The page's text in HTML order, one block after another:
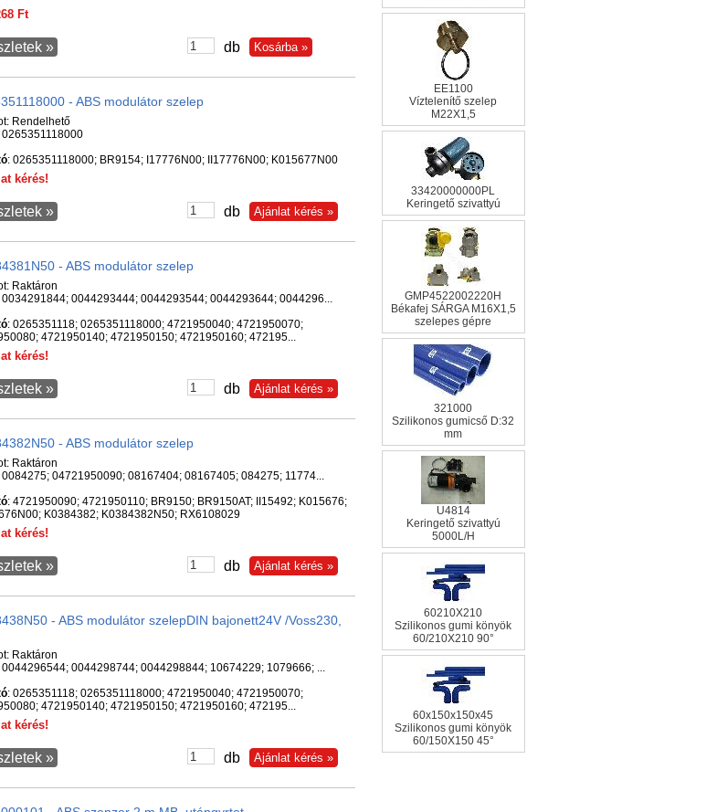
Ft
» db
- ABS modulátor szelep
Rendelhető
0265351118000
: 0265351118000; BR9154; I17776N00; II17776N00; K015677N00
kérés!
» db
- ABS modulátor szelep
Raktáron
0034291844; 0044293444; 0044293544; 0044293644; 0044296...
: 0265351118; 0265351118000; 4721950040; 4721950070;
4721950140; 4721950150; 4721950160; 472195...
kérés!
» db
- ABS modulátor szelep
Raktáron
0084275; 04721950090; 08167404; 08167405; 084275; 11774...
: 4721950090; 4721950110; BR9150; BR9150AT; II15492; K015676;
K0384382; K0384382N50; RX6108029
kérés!
» db
- ABS modulátor szelepDIN bajonett24V /Voss230,
Raktáron
0044296544; 0044298744; 0044298844; 10674229; 1079666; ...
: 0265351118; 0265351118000; 4721950040; 4721950070;
4721950140; 4721950150; 4721950160; 472195...
kérés!
» db
EE1100
Víztelenítő szelep
M22X1,5
33420000000PL
Keringető szivattyú
GMP4522002220H
Békafej SÁRGA M16X1,5
szelepes gépre
321000
Szilikonos gumicső D:32
mm
U4814
Keringető szivattyú
5000L/H
60210X210
Szilikonos gumi könyök
60/210X210 90°
60x150x150x45
Szilikonos gumi könyök
60/150X150 45°